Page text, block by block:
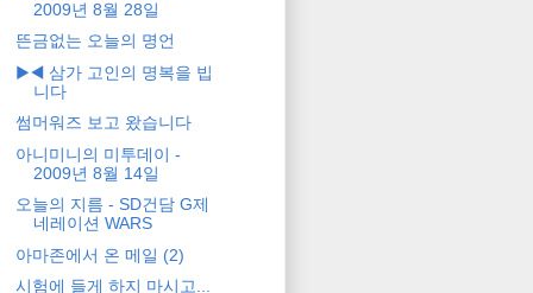
2009년 8월 28일
뜬금없는 오늘의 명언
▶◀ 삼가 고인의 명복을 빕
니다
썸머워즈 보고 왔습니다
아니미니의 미투데이 -
2009년 8월 14일
오늘의 지름 - SD건담 G제
네레이션 WARS
아마존에서 온 메일 (2)
시험에 들게 하지 마시고...